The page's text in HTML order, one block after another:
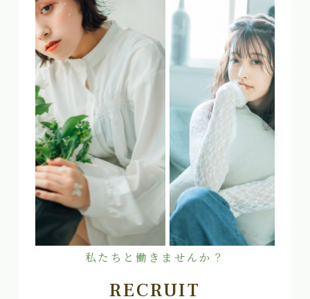
私たちと働きませんか？
RECRUIT